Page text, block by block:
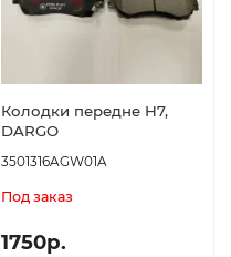
Колодки передне H7,
DARGO
3501316AGW01A
Под заказ
1750р.